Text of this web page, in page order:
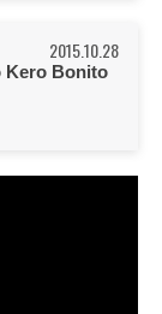
2015.10.28
Kero Bonito